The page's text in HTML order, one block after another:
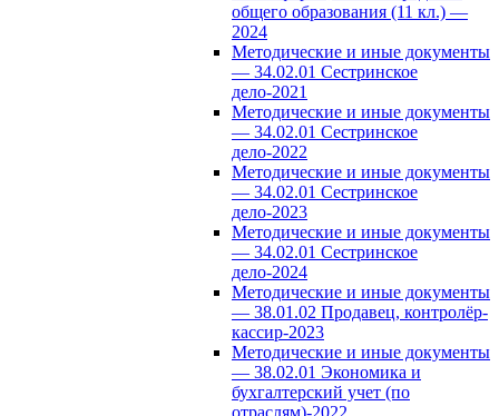
общего образования (11 кл.) —
2024
Методические и иные документы
— 34.02.01 Сестринское
дело-2021
Методические и иные документы
— 34.02.01 Сестринское
дело-2022
Методические и иные документы
— 34.02.01 Сестринское
дело-2023
Методические и иные документы
— 34.02.01 Сестринское
дело-2024
Методические и иные документы
— 38.01.02 Продавец, контролёр-
кассир-2023
Методические и иные документы
— 38.02.01 Экономика и
бухгалтерский учет (по
отраслям)-2022